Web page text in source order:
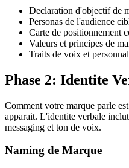
Declaration d'objectif de
Personas de l'audience
Carte de positionnement
Valeurs et principes de
Traits de voix et
Phase 2: Identite
Comment votre marque parle
apparait. L'identite verbale
messaging et ton de voix.
Naming de Marque